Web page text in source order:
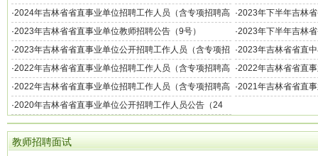
（10号）
·2024年吉林省省直事业单位招聘工作人员（含专项招聘高
校毕业生）公告（8号）
·2023年下半年吉林
·2023年吉林省省直事业单位教师招聘公告（9号） ·2023年下半年吉林
·2023年吉林省省直事业单位公开招聘工作人员（含专项招
聘高校毕业生）公告（5号）
·2023年吉林省省直
·2022年吉林省省直事业单位招聘工作人员（含专项招聘高
校毕业生）公告（5号）
·2022年吉林省省直
校毕业生）公告（6
·2022年吉林省省直事业单位招聘工作人员（含专项招聘高
校毕业生）公告（7号）
·2021年吉林省省直
·2020年吉林省省直事业单位公开招聘工作人员公告（24
号）
教师招聘面试